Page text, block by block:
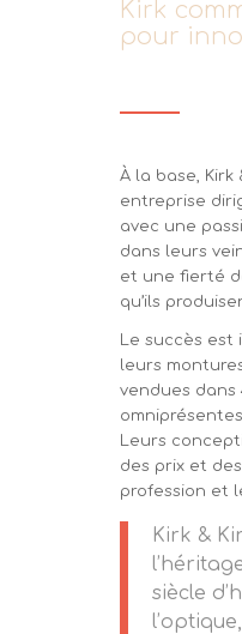
Kirk
pour
À la base, Kirk
entreprise
avec une
dans leurs
et une fierté
qu’ils
Le succès est
leurs
vendues dans
Leurs
des prix et
profession et
Kirk &
siècle